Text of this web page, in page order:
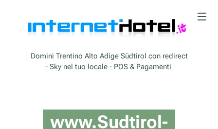
Domini Trentino Alto Adige Südtirol con redirect
- Sky nel tuo locale - POS & Pagamenti
www.Sudtirol-